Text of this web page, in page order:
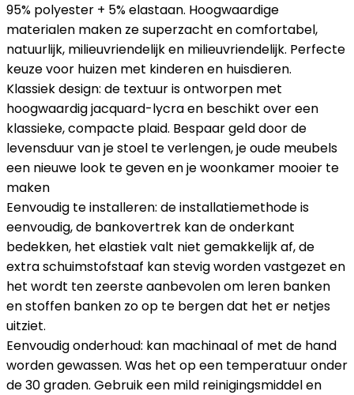
95% polyester + 5% elastaan. Hoogwaardige
materialen maken ze superzacht en comfortabel,
natuurlijk, milieuvriendelijk en milieuvriendelijk. Perfecte
keuze voor huizen met kinderen en huisdieren.
Klassiek design: de textuur is ontworpen met
hoogwaardig jacquard-lycra en beschikt over een
klassieke, compacte plaid. Bespaar geld door de
levensduur van je stoel te verlengen, je oude meubels
een nieuwe look te geven en je woonkamer mooier te
maken
Eenvoudig te installeren: de installatiemethode is
eenvoudig, de bankovertrek kan de onderkant
bedekken, het elastiek valt niet gemakkelijk af, de
extra schuimstofstaaf kan stevig worden vastgezet en
het wordt ten zeerste aanbevolen om leren banken
en stoffen banken zo op te bergen dat het er netjes
uitziet.
Eenvoudig onderhoud: kan machinaal of met de hand
worden gewassen. Was het op een temperatuur onder
de 30 graden. Gebruik een mild reinigingsmiddel en